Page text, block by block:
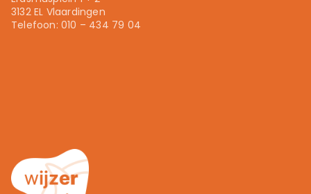
3132 EL Vlaardingen
Telefoon: 010 – 434 79 04